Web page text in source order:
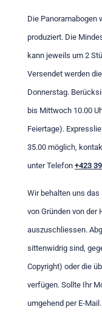
Die Panoramabogen
produziert. Die
kann jeweils um 2
Versendet werden
Donnerstag.
bis Mittwoch 10.00
Feiertage).
35.00 möglich,
unter Telefon +423
Wir behalten uns das
von Gründen von der
auszuschliessen.
sittenwidrig sind,
Copyright) oder die
verfügen. Sollte Ihr
umgehend per E-Mail.